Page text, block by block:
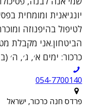
יונגיאנית ומומחית
לטיפול בהיפנוזה
הביטחון.אני מקבלת
כרכור: ימים א׳, ג׳, ה׳
054-7700140
פרדס חנה כרכור, ישראל